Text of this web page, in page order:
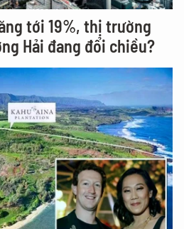
tới 19%, thị trường
Hải đang đổi chiều?